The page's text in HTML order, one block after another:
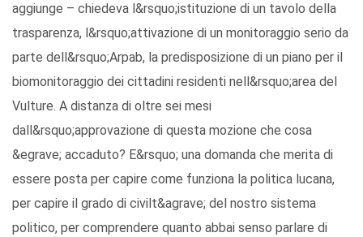
aggiunge – chiedeva l&rsquo;istituzione di un tavolo della
trasparenza, l&rsquo;attivazione di un monitoraggio serio da
parte dell&rsquo;Arpab, la predisposizione di un piano per il
biomonitoraggio dei cittadini residenti nell&rsquo;area del
Vulture. A distanza di oltre sei mesi
dall&rsquo;approvazione di questa mozione che cosa
&egrave; accaduto? E&rsquo; una domanda che merita di
essere posta per capire come funziona la politica lucana,
per capire il grado di civilt&agrave; del nostro sistema
politico, per comprendere quanto abbai senso parlare di